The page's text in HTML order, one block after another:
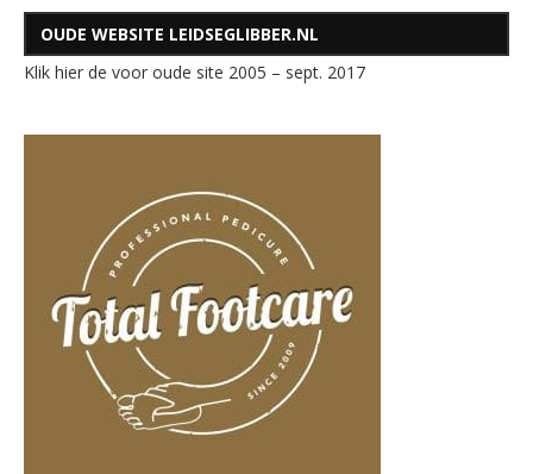
OUDE WEBSITE LEIDSEGLIBBER.NL
Klik hier de voor oude site 2005 – sept. 2017